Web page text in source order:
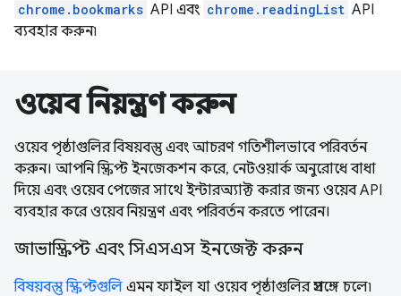
chrome.bookmarks API এবং chrome.readingList API
ব্যবহার করুন৷
ওয়েব নিয়ন্ত্রণ করুন
ওয়েব পৃষ্ঠাগুলির বিষয়বস্তু এবং আচরণ গতিশীলভাবে পরিবর্তন
করুন। আপনি স্ক্রিপ্ট ইনজেকশন করে, নেটওয়ার্ক অনুরোধে বাধা
দিয়ে এবং ওয়েব পেজের সাথে ইন্টারঅ্যাক্ট করার জন্য ওয়েব API
ব্যবহার করে ওয়েব নিয়ন্ত্রণ এবং পরিবর্তন করতে পারেন।
জাভাস্ক্রিপ্ট এবং সিএসএস ইনজেক্ট করুন
বিষয়বস্তু স্ক্রিপ্টগুলি এমন ফাইল যা ওয়েব পৃষ্ঠাগুলির প্রসঙ্গে চলে৷